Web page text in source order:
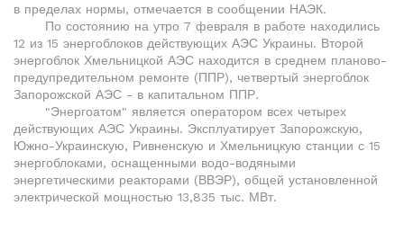
в пределах нормы, отмечается в сообщении НАЭК.
По состоянию на утро 7 февраля в работе находились
12 из 15 энергоблоков действующих АЭС Украины. Второй
энергоблок Хмельницкой АЭС находится в среднем планово-
предупредительном ремонте (ППР), четвертый энергоблок
Запорожской АЭС - в капитальном ППР.
"Энергоатом" является оператором всех четырех
действующих АЭС Украины. Эксплуатирует Запорожскую,
Южно-Украинскую, Ривненскую и Хмельницкую станции с 15
энергоблоками, оснащенными водо-водяными
энергетическими реакторами (ВВЭР), общей установленной
электрической мощностью 13,835 тыс. МВт.